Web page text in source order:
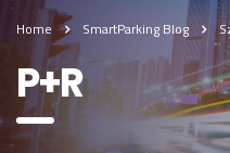
Home SmartParking Blog
P+R